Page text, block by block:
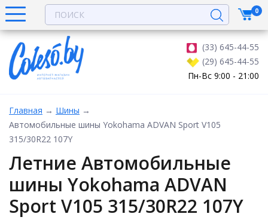
(33) 645-44-55
(29) 645-44-55
Пн-Вс 9:00 - 21:00
0
Главная → Шины →
Автомобильные шины Yokohama ADVAN Sport V105
315/30R22 107Y
Летние Автомобильные
шины Yokohama ADVAN
Sport V105 315/30R22 107Y